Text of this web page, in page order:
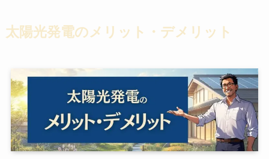
太陽光発電のメリット・デメリット